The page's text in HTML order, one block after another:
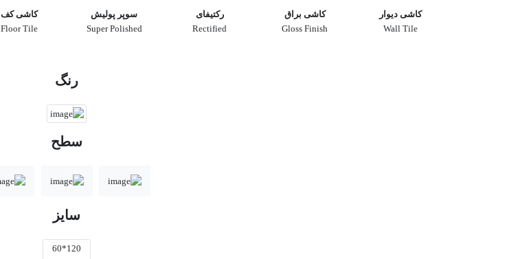
کاشی دیوار
Wall Tile
کاشی براق
Gloss Finish
رکتیفای
Rectified
سوپر پولیش
Super Polished
کاشی کف
Floor Tile
رنگ
سطح
سایز
120*60